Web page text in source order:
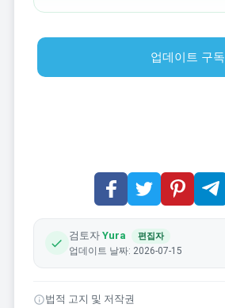
업데이트 구독
검토자 Yura 편집자
업데이트 날짜: 2026-07-15
법적 고지 및 저작권